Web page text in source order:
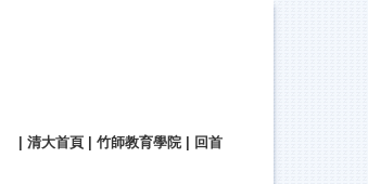
清大首頁 竹師教育學院
回首